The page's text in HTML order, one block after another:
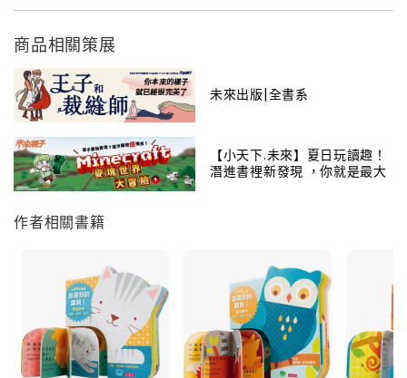
習」，對孩子有挑戰性，又不會太難。
商品相關策展
未來出版|全書系
【小天下.未來】夏日玩讀趣！
潛進書裡新發現 ，你就是最大
作者相關書籍